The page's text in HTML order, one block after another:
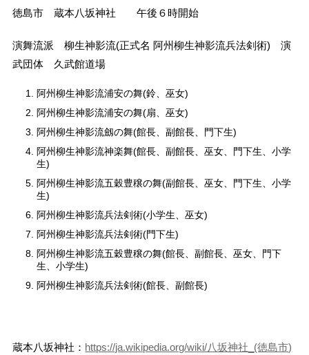
徳島市 蔵本八坂神社 午後６時開始
演舞流派 柳生神影流(正式名 阿州柳生神影流兵法剣術) 演
武団体 久武館道場
阿州柳生神影流浦安の舞(鈴、巫女)
阿州柳生神影流浦安の舞(扇、巫女)
阿州柳生神影流劔の舞(館長、副館長、門下生)
阿州柳生神影流神楽舞(館長、副館長、巫女、門下生、小学
生)
阿州柳生神影流五穀豊穣の舞(副館長、巫女、門下生、小学
生)
阿州柳生神影流兵法剣術(小学生、巫女)
阿州柳生神影流兵法剣術(門下生)
阿州柳生神影流五穀豊穣の舞(館長、副館長、巫女、門下
生、小学生)
阿州柳生神影流兵法剣術(館長、副館長)
蔵本八坂神社： https://ja.wikipedia.org/wiki/八坂神社_(徳島市)